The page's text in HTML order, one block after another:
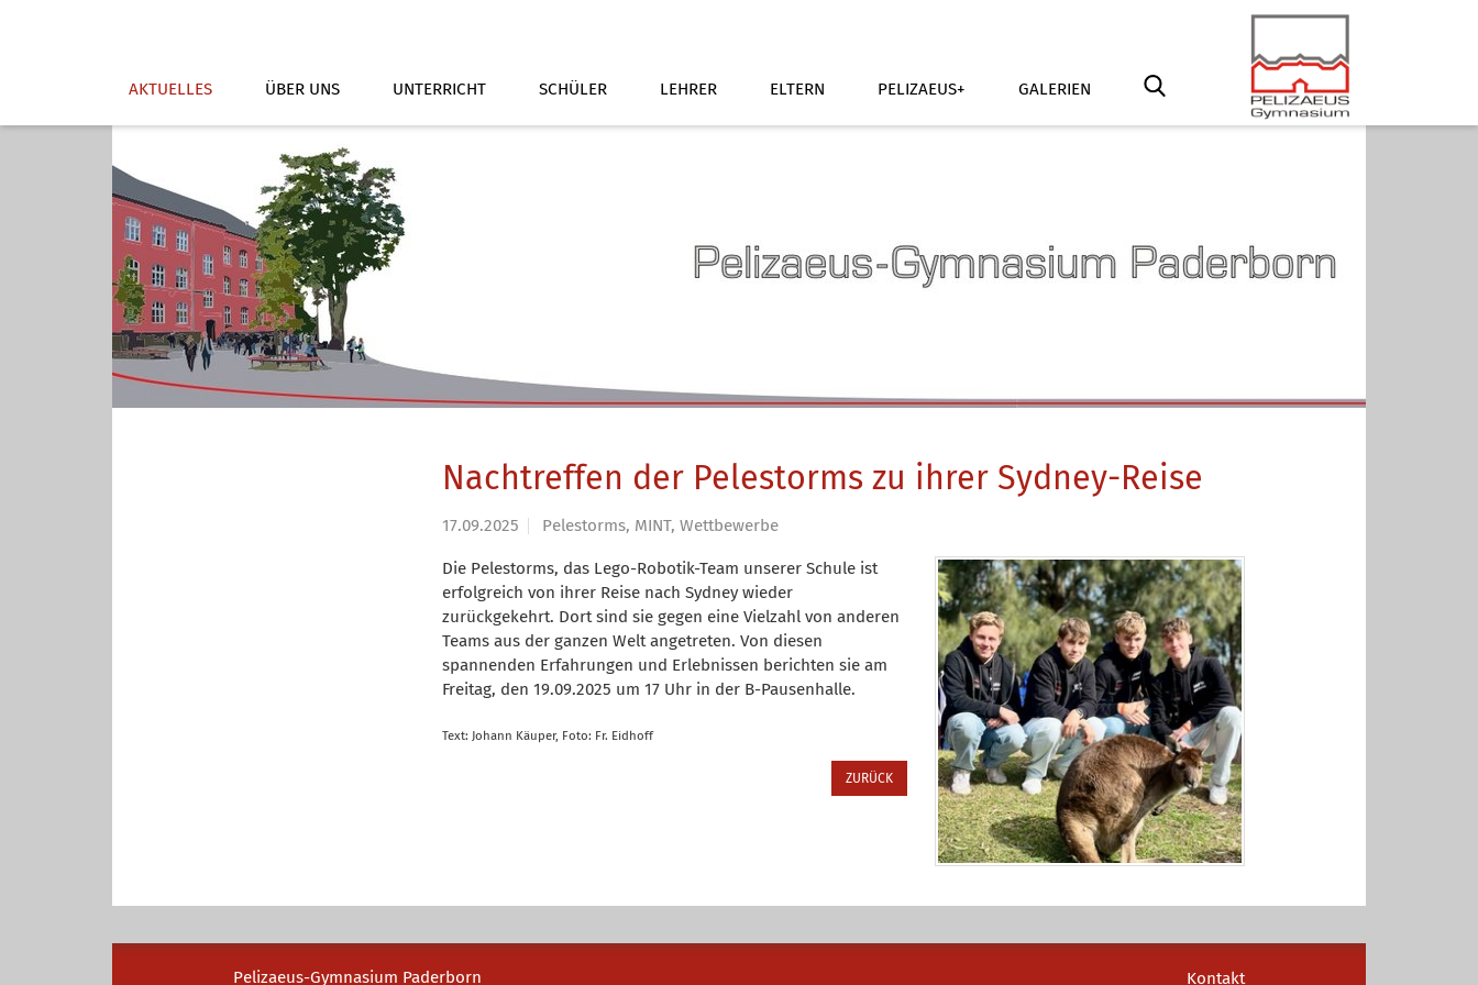
AKTUELLES ÜBER UNS UNTERRICHT SCHÜLER LEHRER ELTERN PELIZAEUS+ GALERIEN
Nachtreffen der Pelestorms zu ihrer Sydney-Reise
17.09.2025 Pelestorms, MINT, Wettbewerbe
Die Pelestorms, das Lego-Robotik-Team unserer Schule ist
erfolgreich von ihrer Reise nach Sydney wieder
zurückgekehrt. Dort sind sie gegen eine Vielzahl von anderen
Teams aus der ganzen Welt angetreten. Von diesen
spannenden Erfahrungen und Erlebnissen berichten sie am
Freitag, den 19.09.2025 um 17 Uhr in der B-Pausenhalle.
Text: Johann Käuper, Foto: Fr. Eidhoff
ZURÜCK
Pelizaeus-Gymnasium Paderborn Kontakt